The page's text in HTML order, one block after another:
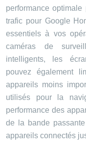
performance
trafic pour Google
essentiels à vos
caméras de
intelligents, les
pouvez également
appareils moins
utilisés pour la
performance des
de la bande
appareils connectés